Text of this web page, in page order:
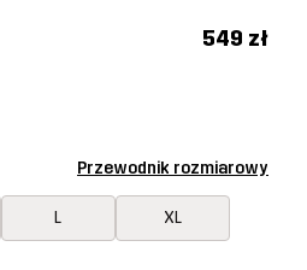
549 zł
Przewodnik rozmiarowy
L XL